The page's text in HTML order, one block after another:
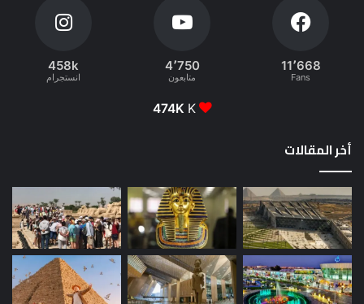
11٬668
Fans
4٬750
متابعون
458k
انستجرام
474K K
أخر المقالات